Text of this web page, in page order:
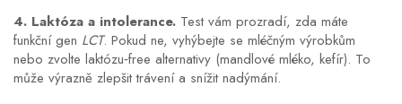
4. Laktóza a intolerance. Test vám prozradí, zda máte
funkční gen LCT. Pokud ne, vyhýbejte se mléčným výrobkům
nebo zvolte laktózu‑free alternativy (mandlové mléko, kefír). To
může výrazně zlepšit trávení a snížit nadýmání.